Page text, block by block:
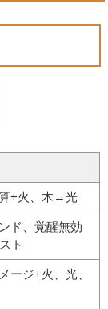
+火、木→光
ド、覚醒無効
ト
ージ+火、光、